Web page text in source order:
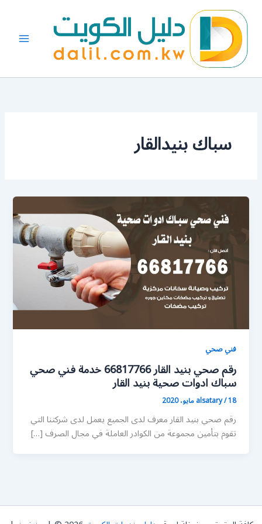
المحتوى
سباك بنيدالقار
فني صحي
رقم صحي بنيد القار 66817766 خدمة فني صحي
سباك ادوات صحية بنيد القار
alsatary/18 مايو، 2020
رقم صحي بنيد القار معرف لدى الجميع يعمل لدى شركتنا التي
تقوم بتأمين مجموعة من الكوادر العاملة في مجال الصرف […]